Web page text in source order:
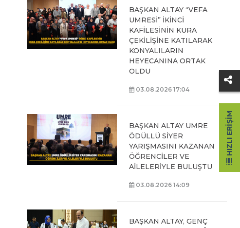
BAŞKAN ALTAY “VEFA
UMRESİ” İKİNCİ
KAFİLESİNİN KURA
ÇEKİLİŞİNE KATILARAK
KONYALILARIN
HEYECANINA ORTAK
OLDU
03.08.2026 17:04
BAŞKAN ALTAY UMRE
ÖDÜLLÜ SİYER
YARIŞMASINI KAZANAN
ÖĞRENCİLER VE
AİLELERİYLE BULUŞTU
03.08.2026 14:09
BAŞKAN ALTAY, GENÇ
HIZLI ERIŞIM